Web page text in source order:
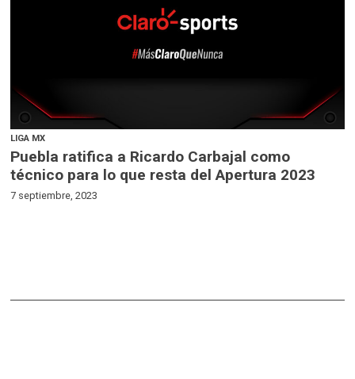
LIGA MX
Puebla ratifica a Ricardo Carbajal como
técnico para lo que resta del Apertura 2023
7 septiembre, 2023